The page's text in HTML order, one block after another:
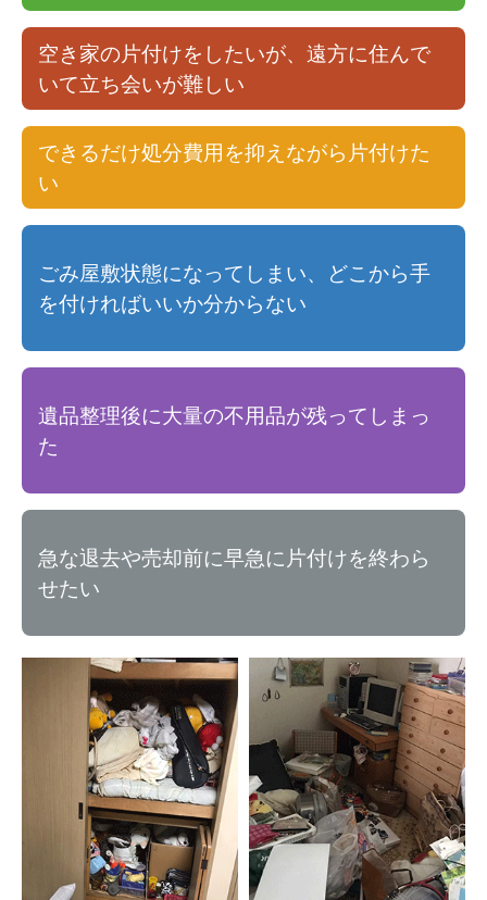
空き家の片付けをしたいが、遠方に住んで
いて立ち会いが難しい
できるだけ処分費用を抑えながら片付けた
い
ごみ屋敷状態になってしまい、どこから手
を付ければいいか分からない
遺品整理後に大量の不用品が残ってしまっ
た
急な退去や売却前に早急に片付けを終わら
せたい